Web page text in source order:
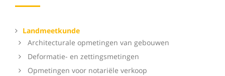
Landmeetkunde
Architecturale opmetingen van gebouwen
Deformatie- en zettingsmetingen
Opmetingen voor notariële verkoop